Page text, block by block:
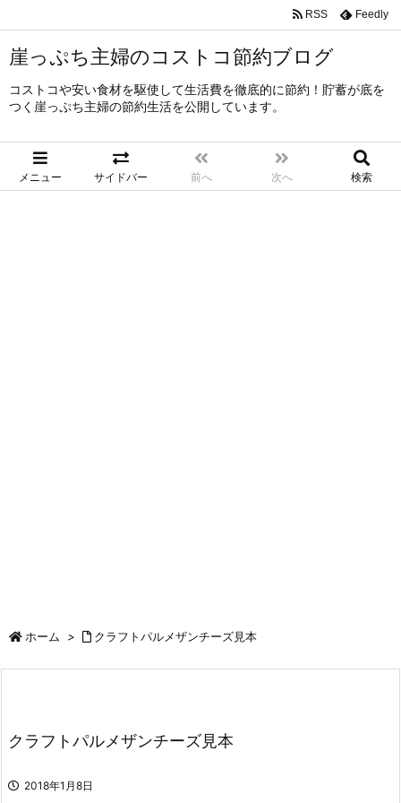
崖っぷち主婦のコストコ節約ブログ
コストコや安い食材を駆使して生活費を徹底的に節約！貯蓄が底を
つく崖っぷち主婦の節約生活を公開しています。
メニュー サイドバー 前へ 次へ 検索
RSS Feedly
ホーム > クラフトパルメザンチーズ見本
クラフトパルメザンチーズ見本
2018年1月8日